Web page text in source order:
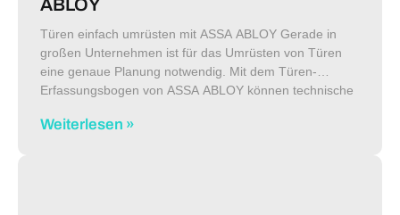
ABLOY
Türen einfach umrüsten mit ASSA ABLOY Gerade in
großen Unternehmen ist für das Umrüsten von Türen
eine genaue Planung notwendig. Mit dem Türen-
Erfassungsbogen von ASSA ABLOY können technische
ganz
Weiterlesen »